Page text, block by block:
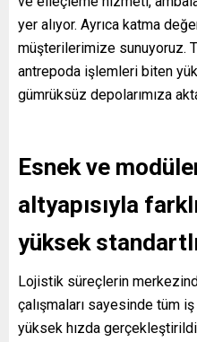
yer alıyor. Ayrıca katma
müşterilerimize sunuyoruz.
antrepoda işlemleri biten
gümrüksüz depolarımıza
Esnek ve
altyapısıyla
yüksek
Lojistik süreçlerin
çalışmaları sayesinde tüm
yüksek hızda